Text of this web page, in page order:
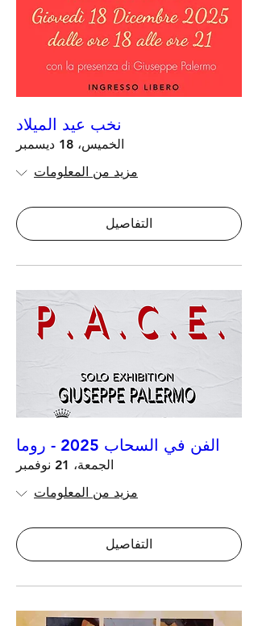
نخب عيد الميلاد
الخميس، 18 ديسمبر
مزيد من المعلومات
التفاصيل
الفن في السحاب 2025 - روما
الجمعة، 21 نوفمبر
مزيد من المعلومات
التفاصيل